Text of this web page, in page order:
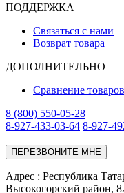
ПОДДЕРЖКА
Связаться с нами
Возврат товара
ДОПОЛНИТЕЛЬНО
Сравнение товаров
8 (800) 550-05-28
8-927-433-03-64 8-927-
ПЕРЕЗВОНИТЕ МНЕ
Адреc : Республика
Высокогорский район,